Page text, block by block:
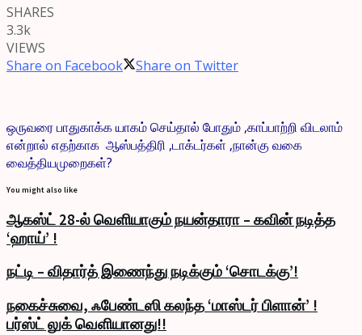
SHARES
3.3k
VIEWS
Share on Facebook
Share on Twitter
ஒருவரை பாதுகாக்க யாகம் செய்தால் போதும் ,காப்பாற்றி விடலாம்
என்றால் எதற்காக ஆஸ்பத்திரி ,டாக்டர்கள் ,நான்கு வகை
வைத்தியமுறைகள்?
You might also like
ஆகஸ்ட் 28-ல் வெளியாகும் நயன்தாரா – கவின் நடித்த
‘ஹாய்’ !
நட்டி – விதார்த் இணைந்து நடிக்கும் ‘சொடக்கு’!
நகைச்சுவை, ஃபேண்டஸி கலந்த ‘மாஸ்டர் பிளான்’ !
பர்ஸ்ட் லுக் வெளியானது!!